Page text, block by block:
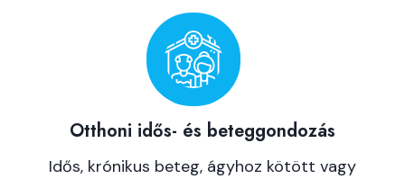
Otthoni idős- és beteggondozás
Idős, krónikus beteg, ágyhoz kötött vagy